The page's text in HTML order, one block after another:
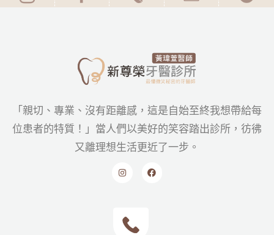
「親切、專業、沒有距離感，這是自始至終我想帶給每
位患者的特質！」當人們以美好的笑容踏出診所，彷彿
又離理想生活更近了一步。